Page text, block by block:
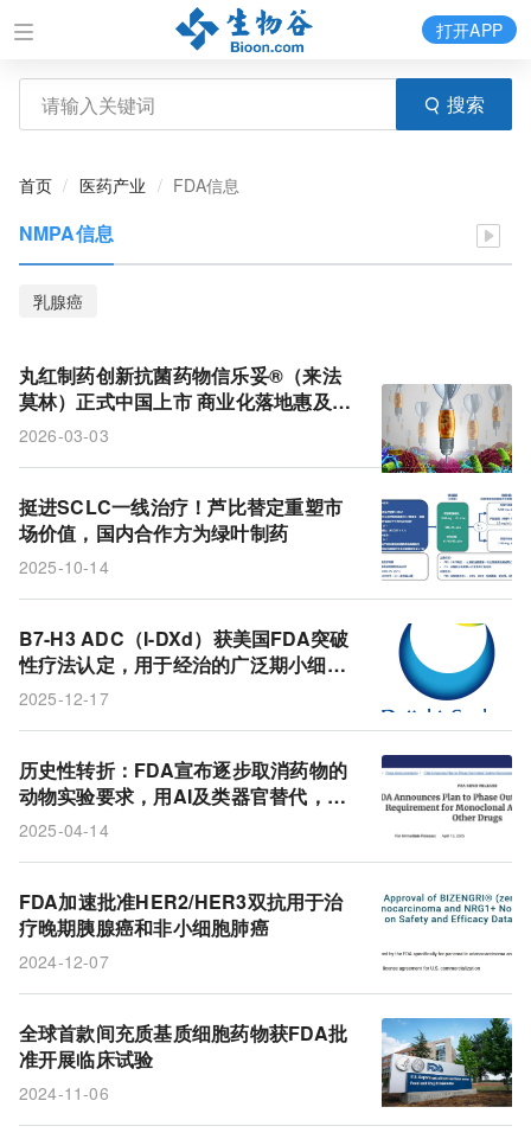
搜索
打开APP
首页 医药产业 FDA信息
NMPA信息
乳腺癌
丸红制药创新抗菌药物信乐妥®（来法
莫林）正式中国上市 商业化落地惠及千
万社区获得性肺炎患者
2026-03-03
挺进SCLC一线治疗！芦比替定重塑市
场价值，国内合作方为绿叶制药
2025-10-14
B7-H3 ADC（I-DXd）获美国FDA突破
性疗法认定，用于经治的广泛期小细胞
肺癌患者
2025-12-17
历史性转折：FDA宣布逐步取消药物的
动物实验要求，用AI及类器官替代，以
降低药品价格
2025-04-14
FDA加速批准HER2/HER3双抗用于治
疗晚期胰腺癌和非小细胞肺癌
2024-12-07
全球首款间充质基质细胞药物获FDA批
准开展临床试验
2024-11-06